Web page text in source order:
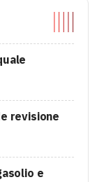
revisione
e